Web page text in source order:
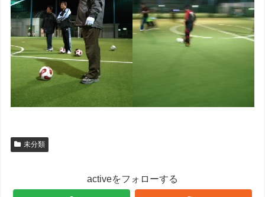
未分類
activeをフォローする